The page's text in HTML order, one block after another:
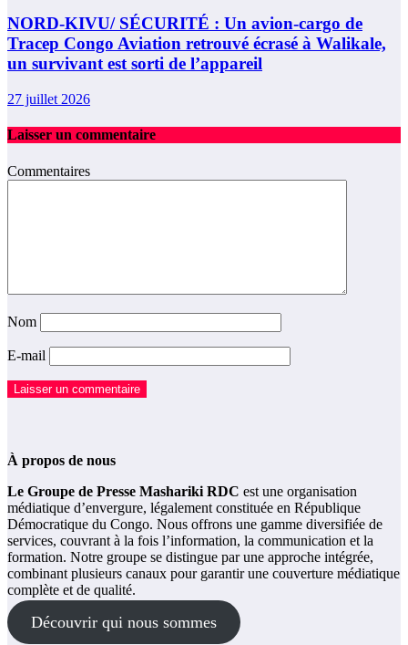
NORD-KIVU/ SÉCURITÉ : Un avion-cargo de
Tracep Congo Aviation retrouvé écrasé à Walikale,
un survivant est sorti de l’appareil
27 juillet 2026
Laisser un commentaire
Commentaires
Nom
E-mail
À propos de nous
Le Groupe de Presse Mashariki RDC est une organisation
médiatique d’envergure, légalement constituée en République
Démocratique du Congo. Nous offrons une gamme diversifiée de
services, couvrant à la fois l’information, la communication et la
formation. Notre groupe se distingue par une approche intégrée,
combinant plusieurs canaux pour garantir une couverture médiatique
complète et de qualité.
Découvrir qui nous sommes